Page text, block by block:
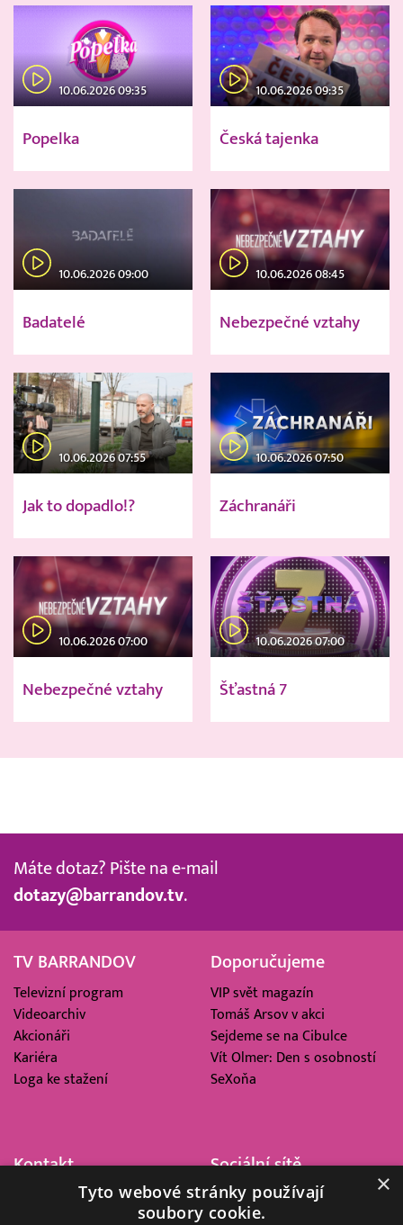
10.06.2026 09:35
Popelka
10.06.2026 09:35
Česká tajenka
10.06.2026 09:00
Badatelé
10.06.2026 08:45
Nebezpečné vztahy
10.06.2026 07:55
Jak to dopadlo!?
10.06.2026 07:50
Záchranáři
10.06.2026 07:00
Nebezpečné vztahy
10.06.2026 07:00
Šťastná 7
Máte dotaz? Pište na e-mail
dotazy@barrandov.tv.
TV BARRANDOV
Televizní program
Videoarchiv
Akcionáři
Kariéra
Loga ke stažení
Doporučujeme
VIP svět magazín
Tomáš Arsov v akci
Sejdeme se na Cibulce
Vít Olmer: Den s osobností
SeXoňa
Kontakt
Barrandov Televizní Studio,
Sociální sítě
×
Tyto webové stránky používají
soubory cookie.